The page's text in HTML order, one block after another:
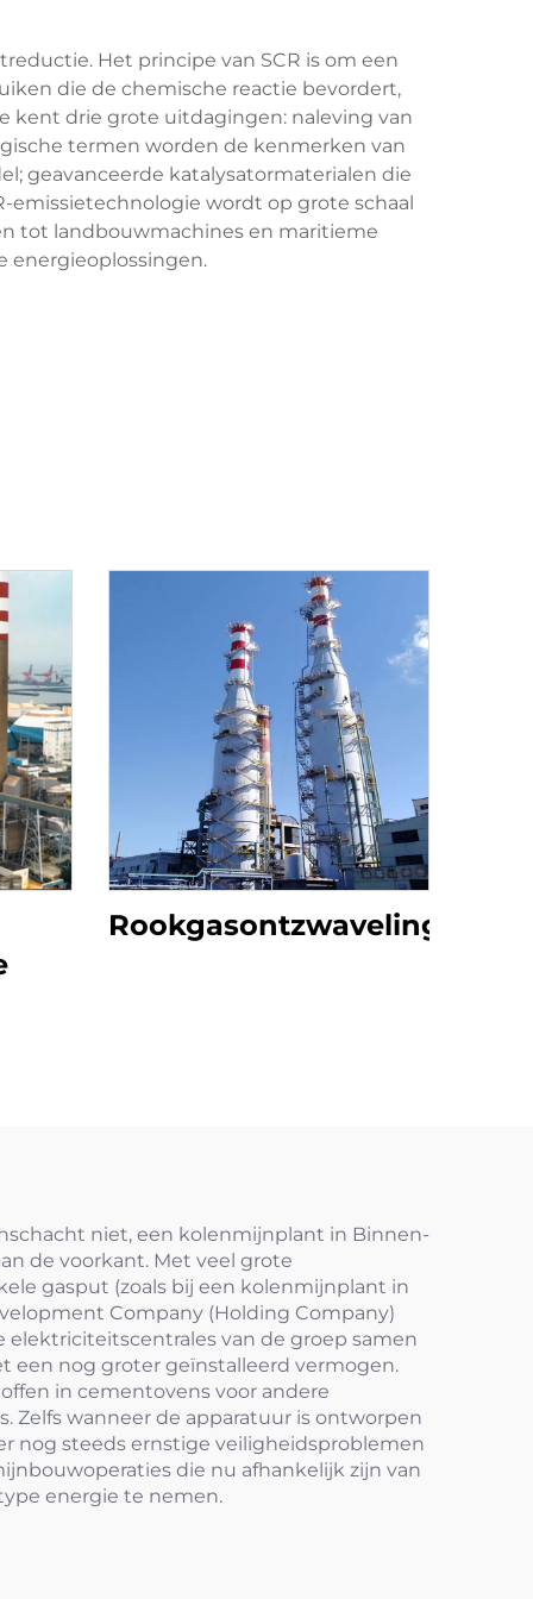
Het principe van SCR is om een
die de chemische reactie bevordert,
kent drie grote uitdagingen: naleving van
termen worden de kenmerken van
geavanceerde katalysatormaterialen die
emissietechnologie wordt op grote schaal
tot landbouwmachines en maritieme
energieoplossingen.
Rookgasontzwaveling
niet, een kolenmijnplant in Binnen-
de voorkant. Met veel grote
gasput (zoals bij een kolenmijnplant in
Company (Holding Company)
elektriciteitscentrales van de groep samen
een nog groter geïnstalleerd vermogen.
in cementovens voor andere
Zelfs wanneer de apparatuur is ontworpen
nog steeds ernstige veiligheidsproblemen
die nu afhankelijk zijn van
energie te nemen.